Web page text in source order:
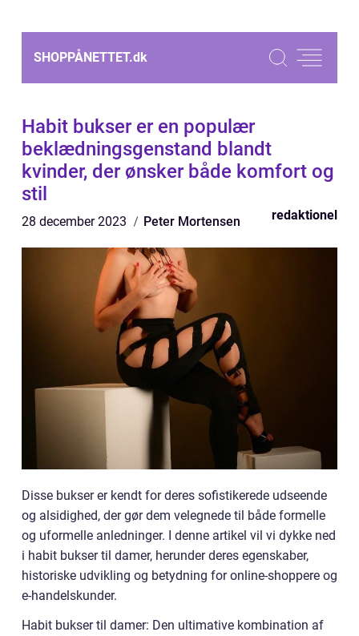
SHOPPÅNETTET.dk
Habit bukser er en populær
beklædningsgenstand blandt
kvinder, der ønsker både komfort og
stil
28 december 2023 Peter Mortensen redaktionel
Disse bukser er kendt for deres sofistikerede udseende
og alsidighed, der gør dem velegnede til både formelle
og uformelle anledninger. I denne artikel vil vi dykke ned
i habit bukser til damer, herunder deres egenskaber,
historiske udvikling og betydning for online-shoppere og
e-handelskunder.
Habit bukser til damer: Den ultimative kombination af